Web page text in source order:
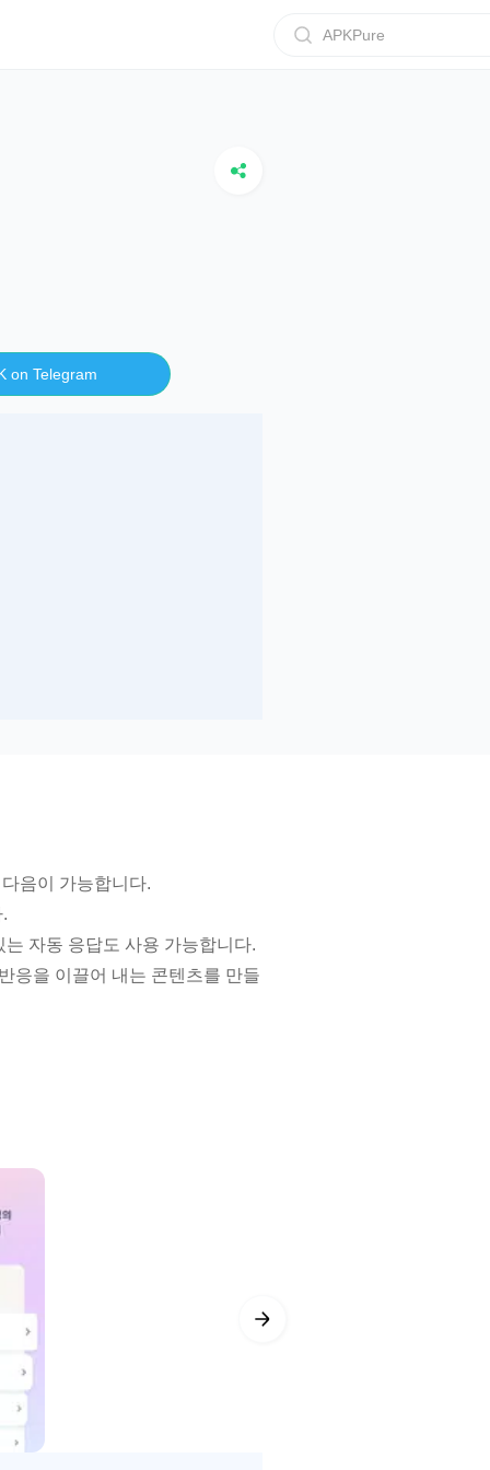
APKPure
on Telegram
음이 가능합니다.
자동 응답도 사용 가능합니다.
응을 이끌어 내는 콘텐츠를 만들